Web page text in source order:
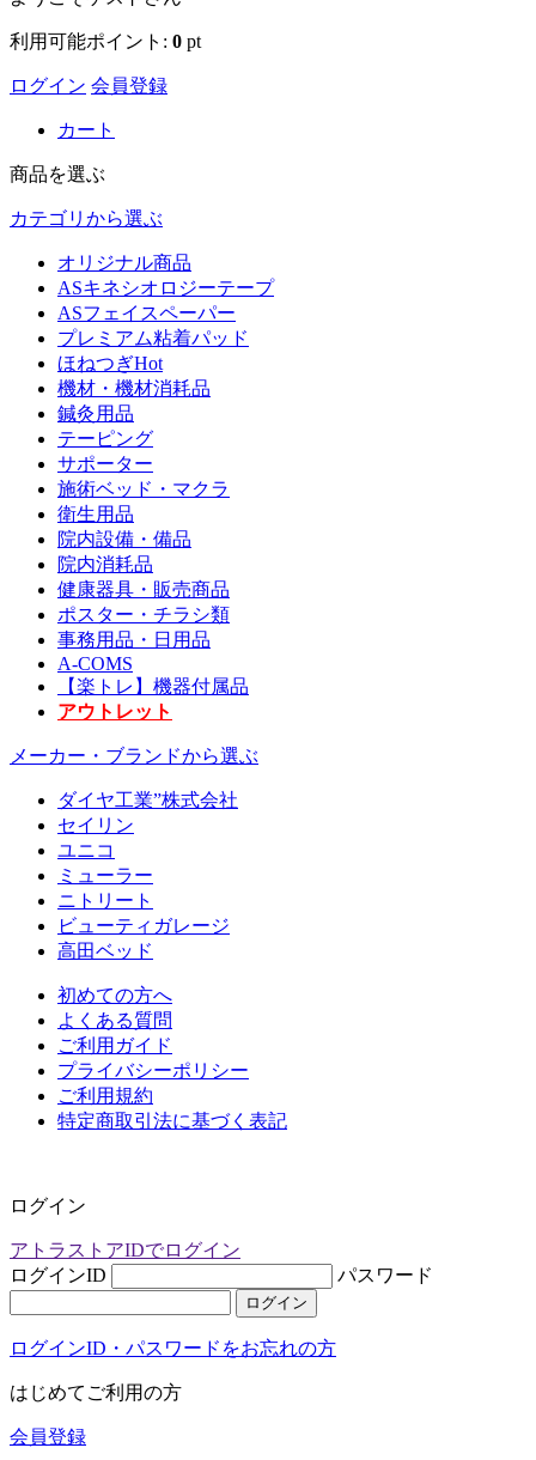
利用可能ポイント: 0 pt
ログイン 会員登録
カート
商品を選ぶ
カテゴリから選ぶ
オリジナル商品
ASキネシオロジーテープ
ASフェイスペーパー
プレミアム粘着パッド
ほねつぎHot
機材・機材消耗品
鍼灸用品
テーピング
サポーター
施術ベッド・マクラ
衛生用品
院内設備・備品
院内消耗品
健康器具・販売商品
ポスター・チラシ類
事務用品・日用品
A-COMS
【楽トレ】機器付属品
アウトレット
メーカー・ブランドから選ぶ
ダイヤ工業”株式会社
セイリン
ユニコ
ミューラー
ニトリート
ビューティガレージ
高田ベッド
初めての方へ
よくある質問
ご利用ガイド
プライバシーポリシー
ご利用規約
特定商取引法に基づく表記
ログイン
アトラストアIDでログイン
ログインID
パスワード
ログイン
ログインID・パスワードをお忘れの方
はじめてご利用の方
会員登録